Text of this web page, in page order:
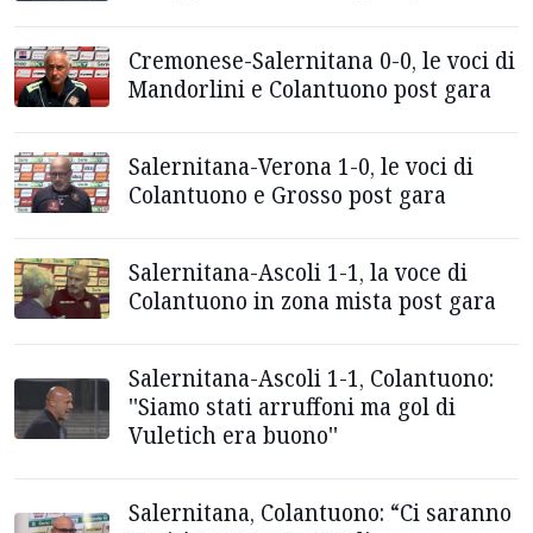
Cremonese-Salernitana 0-0, le voci di
Mandorlini e Colantuono post gara
Salernitana-Verona 1-0, le voci di
Colantuono e Grosso post gara
Salernitana-Ascoli 1-1, la voce di
Colantuono in zona mista post gara
Salernitana-Ascoli 1-1, Colantuono:
''Siamo stati arruffoni ma gol di
Vuletich era buono''
Salernitana, Colantuono: “Ci saranno